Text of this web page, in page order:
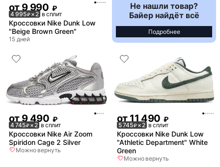
от9 990 ₽
4 995₽× 2 в сплит
Кроссовки Nike Dunk Low
"Beige Brown Green"
15 дней
Не нашли товар?
Байер найдёт всё
Подробнее
от 9 490 ₽
4 745₽× 2 в сплит
Кроссовки Nike Air Zoom
Spiridon Cage 2 Silver
Можно вернуть
от 11 490 ₽
5 745₽× 2 в сплит
Кроссовки Nike Dunk Low
"Athletic Department" White
Green
Можно вернуть